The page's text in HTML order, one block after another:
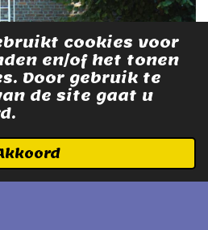
cookies voor
en/of het tonen
Door gebruik te
de site gaat u